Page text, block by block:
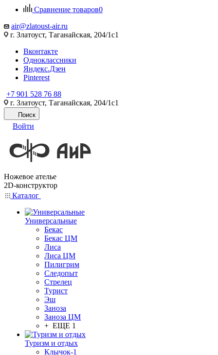
Сравнение товаров0
air@zlatoust-air.ru
г. Златоуст, Таганайская, 204/1с1
Вконтакте
Одноклассники
Яндекс.Дзен
Pinterest
+7 901 528 76 88
г. Златоуст, Таганайская, 204/1с1
Поиск
Войти
Ножевое ателье
2D-конструктор
Каталог
Универсальные
Бекас
Бекас ЦМ
Лиса
Лиса ЦМ
Пилигрим
Следопыт
Стрелец
Турист
Эш
Заноза
Заноза ЦМ
+ ЕЩЕ 1
Туризм и отдых
Клычок-1